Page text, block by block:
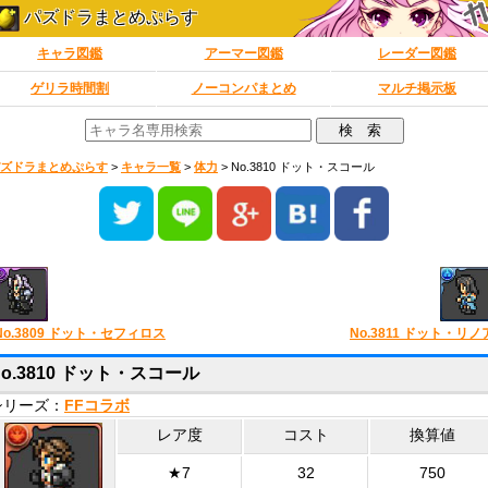
パズドラまとめぷらす
キャラ図鑑 アーマー図鑑 レーダー図鑑
ゲリラ時間割 ノーコンパまとめ マルチ掲示板
ドラまとめぷらす > キャラ一覧 > 体力 > No.3810 ドット・スコール
ドット・セフィロス No.3811 ドット・リノ
ドット・スコール
ーズ： FFコラボ
レア度 コスト 換算値
★7 32 750